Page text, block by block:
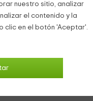
nuestro sitio, analizar
el contenido y la
clic en el botón 'Aceptar'.
en familia con la Serranía de
Ubicados en Gaucín,
con todas las